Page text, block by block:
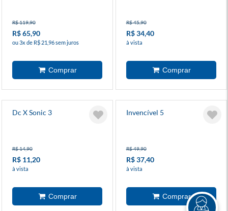
R$ 119,90
R$ 65,90
ou 3x de R$ 21,96 sem juros
R$ 45,90
R$ 34,40
à vista
Dc X Sonic 3
R$ 14,90
R$ 11,20
à vista
Invencível 5
R$ 49,90
R$ 37,40
à vista